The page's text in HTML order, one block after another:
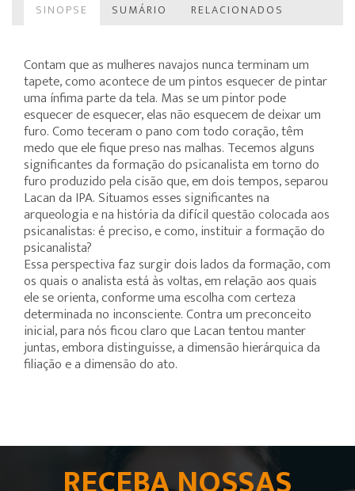
SINOPSE SUMÁRIO RELACIONADOS
Contam que as mulheres navajos nunca terminam um
tapete, como acontece de um pintos esquecer de pintar
uma ínfima parte da tela. Mas se um pintor pode
esquecer de esquecer, elas não esquecem de deixar um
furo. Como teceram o pano com todo coração, têm
medo que ele fique preso nas malhas. Tecemos alguns
significantes da formação do psicanalista em torno do
furo produzido pela cisão que, em dois tempos, separou
Lacan da IPA. Situamos esses significantes na
arqueologia e na história da difícil questão colocada aos
psicanalistas: é preciso, e como, instituir a formação do
psicanalista?
Essa perspectiva faz surgir dois lados da formação, com
os quais o analista está às voltas, em relação aos quais
ele se orienta, conforme uma escolha com certeza
determinada no inconsciente. Contra um preconceito
inicial, para nós ficou claro que Lacan tentou manter
juntas, embora distinguisse, a dimensão hierárquica da
filiação e a dimensão do ato.